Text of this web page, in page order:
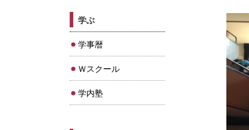
学ぶ
学事暦
Ｗスクール
学内塾